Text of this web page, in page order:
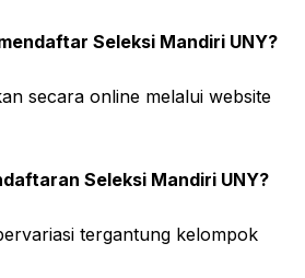
Seleksi Mandiri UNY?
secara online melalui website
Seleksi Mandiri UNY?
tergantung kelompok